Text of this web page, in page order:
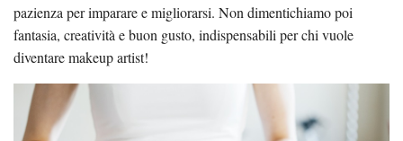
pazienza per imparare e migliorarsi. Non dimentichiamo poi
fantasia, creatività e buon gusto, indispensabili per chi vuole
diventare makeup artist!